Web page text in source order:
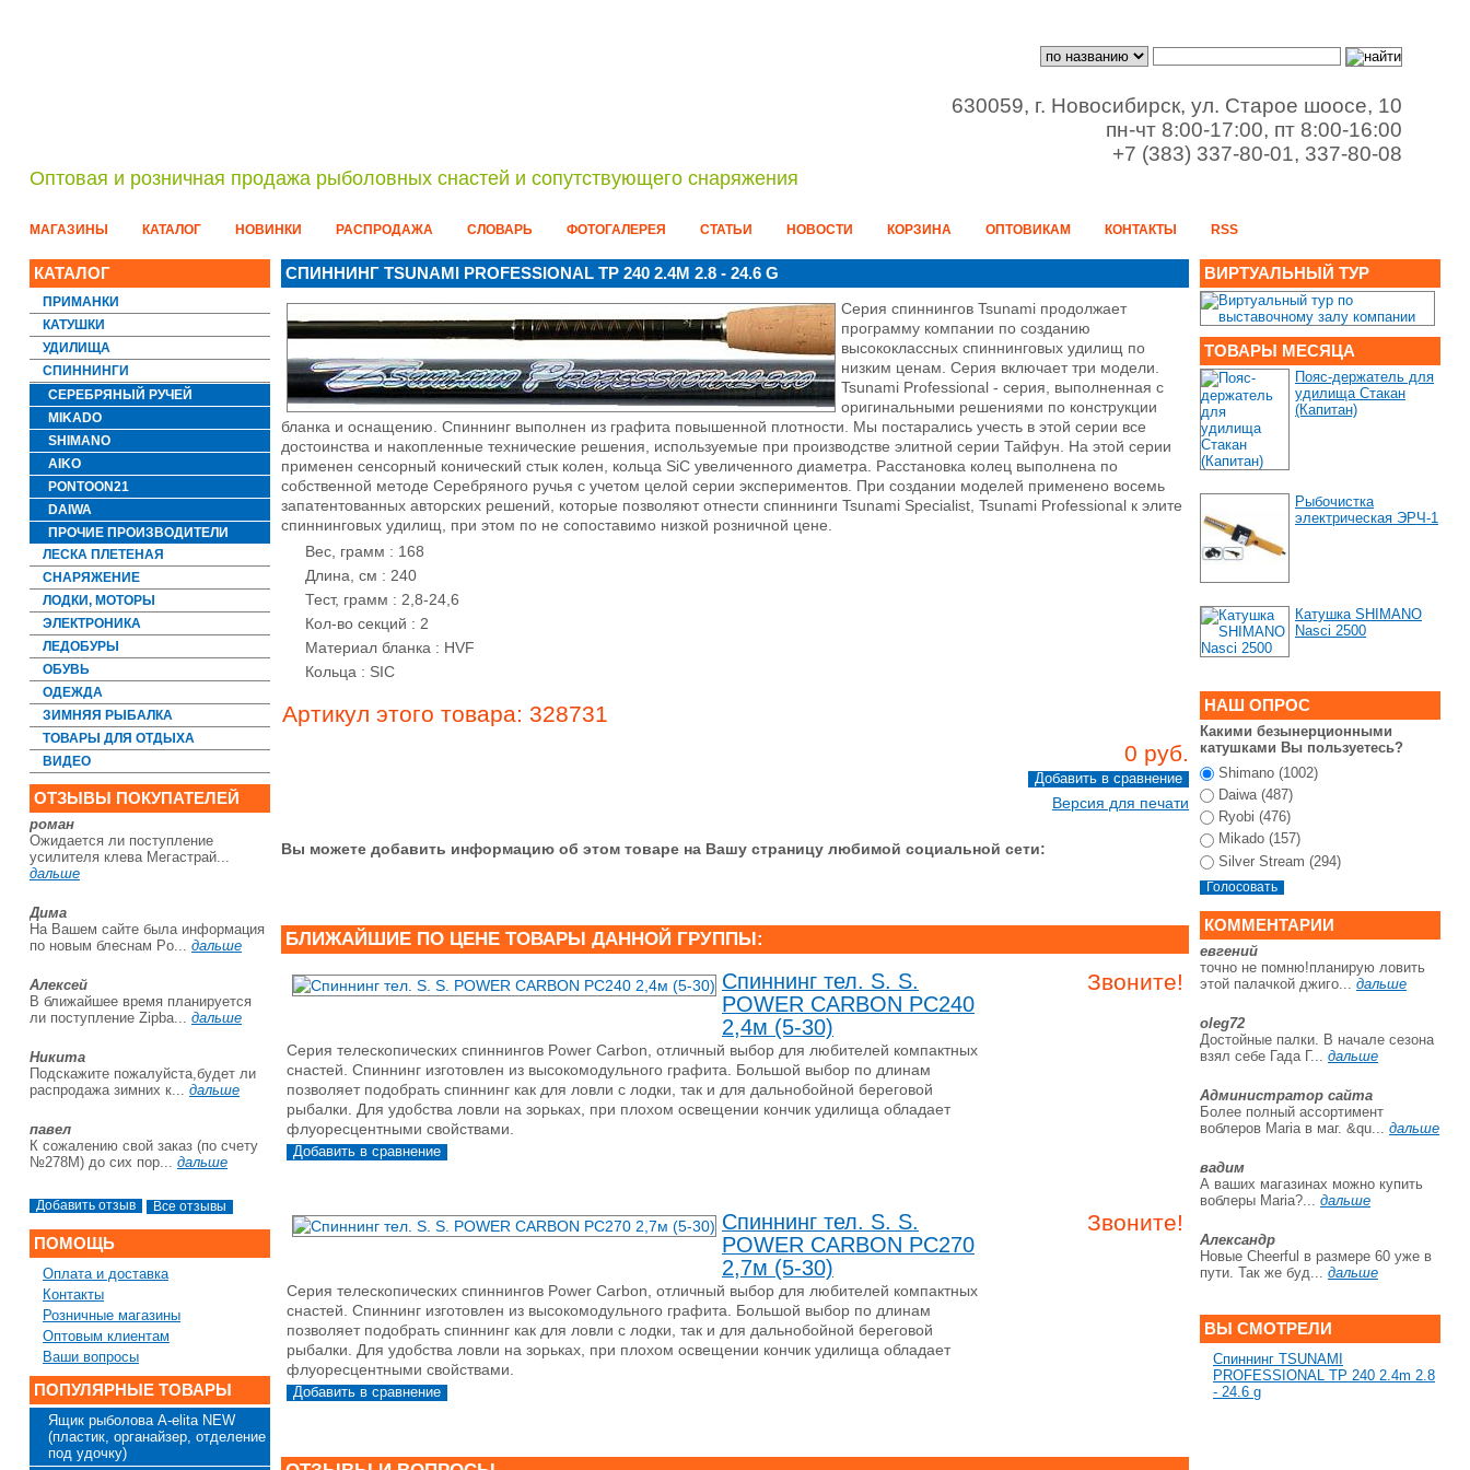
630059, г. Новосибирск, ул. Старое шоосе, 10
пн-чт 8:00-17:00, пт 8:00-16:00
+7 (383) 337-80-01, 337-80-08
Оптовая и розничная продажа рыболовных снастей и сопутствующего снаряжения
МАГАЗИНЫ КАТАЛОГ НОВИНКИ РАСПРОДАЖА СЛОВАРЬ ФОТОГАЛЕРЕЯ СТАТЬИ НОВОСТИ КОРЗИНА ОПТОВИКАМ КОНТАКТЫ RSS
КАТАЛОГ
ПРИМАНКИ
КАТУШКИ
УДИЛИЩА
СПИННИНГИ
СЕРЕБРЯНЫЙ РУЧЕЙ
MIKADO
SHIMANO
AIKO
PONTOON21
DAIWA
ПРОЧИЕ ПРОИЗВОДИТЕЛИ
ЛЕСКА ПЛЕТЕНАЯ
СНАРЯЖЕНИЕ
ЛОДКИ, МОТОРЫ
ЭЛЕКТРОНИКА
ЛЕДОБУРЫ
ОБУВЬ
ОДЕЖДА
ЗИМНЯЯ РЫБАЛКА
ТОВАРЫ ДЛЯ ОТДЫХА
ВИДЕО
ОТЗЫВЫ ПОКУПАТЕЛЕЙ
роман
Ожидается ли поступление
усилителя клева Мегастрай...
дальше
Дима
На Вашем сайте была информация
по новым блеснам Po... дальше
Алексей
В ближайшее время планируется
ли поступление Zipba... дальше
Никита
Подскажите пожалуйста,будет ли
распродажа зимних к... дальше
павел
К сожалению свой заказ (по счету
№278М) до сих пор... дальше
Все отзывы
ПОМОЩЬ
Оплата и доставка
Контакты
Розничные магазины
Оптовым клиентам
Ваши вопросы
ПОПУЛЯРНЫЕ ТОВАРЫ
Ящик рыболова A-elita NEW
(пластик, органайзер, отделение
под удочку)
СПИННИНГ TSUNAMI PROFESSIONAL TP 240 2.4M 2.8 - 24.6 G
Серия спиннингов Tsunami продолжает
программу компании по созданию
высококлассных спиннинговых удилищ по
низким ценам. Серия включает три модели.
Tsunami Professional - серия, выполненная с
оригинальными решениями по конструкции
бланка и оснащению. Спиннинг выполнен из графита повышенной плотности. Мы постарались учесть в этой серии все
достоинства и накопленные технические решения, используемые при производстве элитной серии Тайфун. На этой серии
применен сенсорный конический стык колен, кольца SiC увеличенного диаметра. Расстановка колец выполнена по
собственной методе Серебряного ручья с учетом целой серии экспериментов. При создании моделей применено восемь
запатентованных авторских решений, которые позволяют отнести спиннинги Tsunami Specialist, Tsunami Professional к элите
спиннинговых удилищ, при этом по не сопоставимо низкой розничной цене.
Вес, грамм : 168
Длина, см : 240
Тест, грамм : 2,8-24,6
Кол-во секций : 2
Материал бланка : HVF
Кольца : SIC
Артикул этого товара: 328731
0 руб.
Версия для печати
Вы можете добавить информацию об этом товаре на Вашу страницу любимой социальной сети:
БЛИЖАЙШИЕ ПО ЦЕНЕ ТОВАРЫ ДАННОЙ ГРУППЫ:
Спиннинг тел. S. S.
POWER CARBON PC240
2,4м (5-30)
Серия телескопических спиннингов Power Carbon, отличный выбор для любителей компактных
снастей. Спиннинг изготовлен из высокомодульного графита. Большой выбор по длинам
позволяет подобрать спиннинг как для ловли с лодки, так и для дальнобойной береговой
рыбалки. Для удобства ловли на зорьках, при плохом освещении кончик удилища обладает
флуоресцентными свойствами.
Звоните!
Спиннинг тел. S. S.
POWER CARBON PC270
2,7м (5-30)
Серия телескопических спиннингов Power Carbon, отличный выбор для любителей компактных
снастей. Спиннинг изготовлен из высокомодульного графита. Большой выбор по длинам
позволяет подобрать спиннинг как для ловли с лодки, так и для дальнобойной береговой
рыбалки. Для удобства ловли на зорьках, при плохом освещении кончик удилища обладает
флуоресцентными свойствами.
Звоните!
ВИРТУАЛЬНЫЙ ТУР
ТОВАРЫ МЕСЯЦА
Пояс-держатель для
удилища Стакан
(Капитан)
Рыбочистка
электрическая ЭРЧ-1
Катушка SHIMANO
Nasci 2500
НАШ ОПРОС
Какими безынерционными
катушками Вы пользуетесь?
Shimano (1002)
Daiwa (487)
Ryobi (476)
Mikado (157)
Silver Stream (294)
КОММЕНТАРИИ
евгений
точно не помню!планирую ловить
этой палачкой джиго... дальше
oleg72
Достойные палки. В начале сезона
взял себе Гада Г... дальше
Администратор сайта
Более полный ассортимент
воблеров Maria в маг. &qu... дальше
вадим
А ваших магазинах можно купить
воблеры Maria?... дальше
Александр
Новые Cheerful в размере 60 уже в
пути. Так же буд... дальше
ВЫ СМОТРЕЛИ
Спиннинг TSUNAMI
PROFESSIONAL TP 240 2.4m 2.8
- 24.6 g